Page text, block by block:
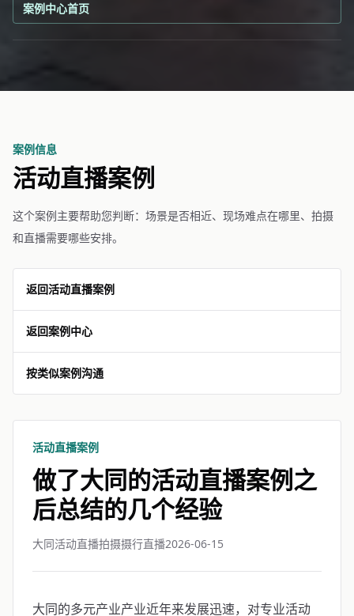
案例中心首页
案例信息
活动直播案例
这个案例主要帮助您判断：场景是否相近、现场难点在哪里、拍摄
和直播需要哪些安排。
返回活动直播案例
返回案例中心
按类似案例沟通
活动直播案例
做了大同的活动直播案例之
后总结的几个经验
大同活动直播拍摄摄行直播2026-06-15
大同的多元产业产业近年来发展迅速，对专业活动